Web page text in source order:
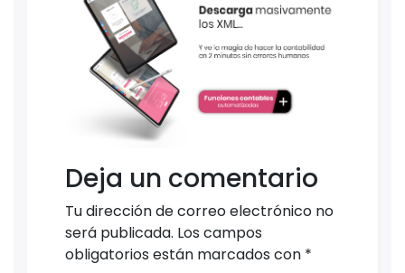
Deja un comentario
Tu dirección de correo electrónico no
será publicada. Los campos
obligatorios están marcados con *